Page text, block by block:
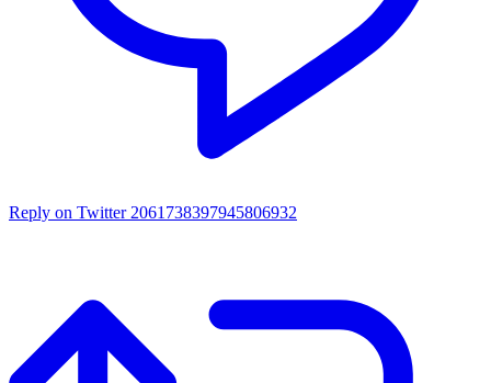
Reply on Twitter 2061738397945806932